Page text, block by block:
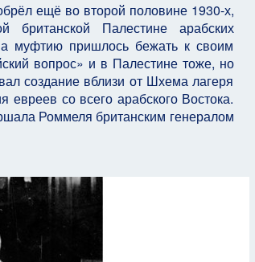
ещё во второй половине 1930-х,
британской Палестине арабских
муфтию пришлось бежать к своим
вопрос» и в Палестине тоже, но
создание вблизи от Шхема лагеря
со всего арабского Востока.
Роммеля британским генералом